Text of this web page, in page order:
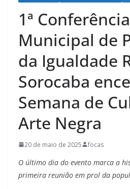
1ª Conferência
Municipal de
da Igualdade
Sorocaba
Semana de
Arte Negra
20 de maio de 2025 focas
O último dia do evento marca a
primeira reunião em prol da